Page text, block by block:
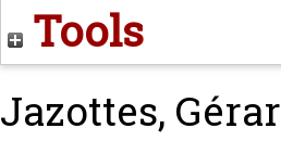
Tools
Jazottes,